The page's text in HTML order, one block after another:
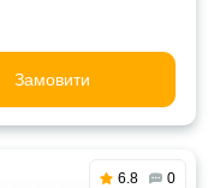
Замовити
6.8 0